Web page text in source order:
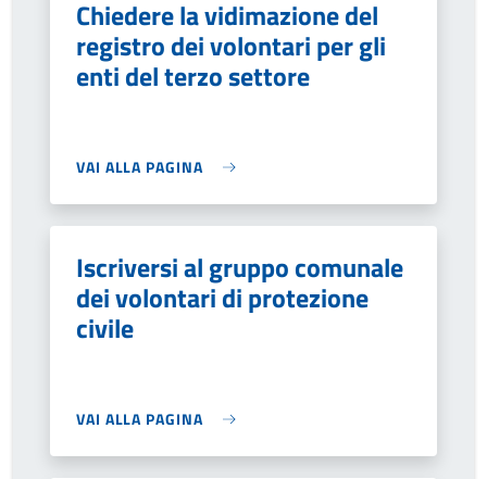
Chiedere la vidimazione del
registro dei volontari per gli
enti del terzo settore
VAI ALLA PAGINA
Iscriversi al gruppo comunale
dei volontari di protezione
civile
VAI ALLA PAGINA